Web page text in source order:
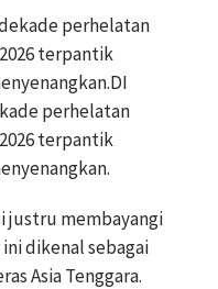
perhelatan
terpantik
perhelatan
terpantik
justru membayangi
dikenal sebagai
Asia Tenggara.